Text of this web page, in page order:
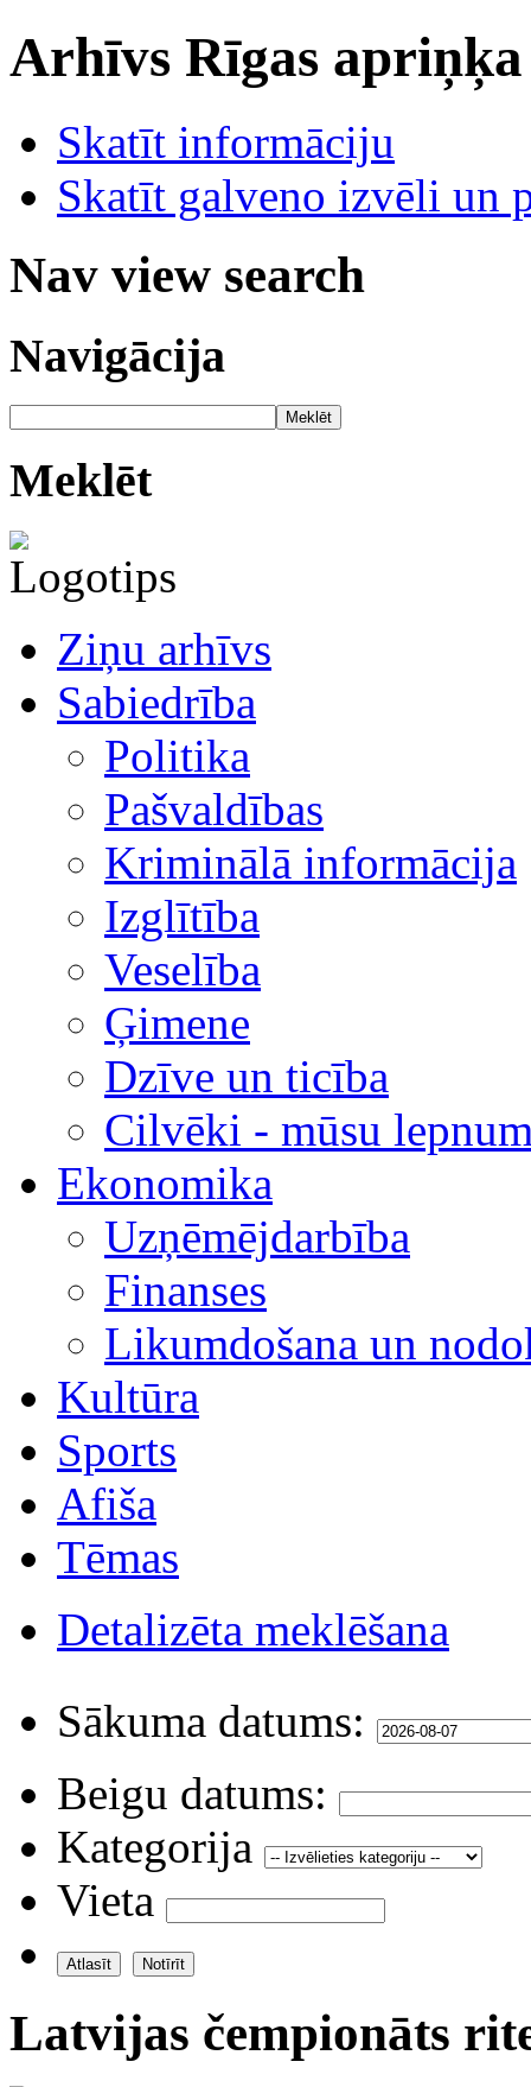
Arhīvs Rīgas
Skatīt informāciju
Skatīt galveno izvēli un
Nav view search
Navigācija
Meklēt
Meklēt
Ziņu arhīvs
Sabiedrība
Politika
Pašvaldības
Kriminālā informācija
Izglītība
Veselība
Ģimene
Dzīve un ticība
Cilvēki - mūsu
Ekonomika
Uzņēmējdarbība
Finanses
Likumdošana un
Kultūra
Sports
Afiša
Tēmas
Detalizēta meklēšana
Sākuma datums:
Beigu datums:
Kategorija
Vieta
Latvijas čempionāts